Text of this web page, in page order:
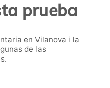
prueba
en Vilanova i la
de las